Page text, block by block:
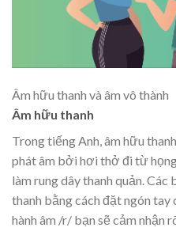
Âm hữu thanh và âm vô thành
Âm hữu thanh
Trong tiếng Anh, âm hữu
phát âm bởi hơi thở đi từ
làm rung dây thanh quản.
thanh bằng cách đặt ngón tay
hành âm /r/ bạn sẽ cảm nhận